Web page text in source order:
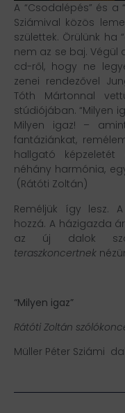
A “Csodalépés” és a
Sziámival közös
születtek. Örülünk ha
nem az se baj. Végül
cd-ről, hogy ne
zenei rendezővel
Tóth Mártonnal
stúdiójában. “Milyen
Milyen igaz! –
fantáziánkat,
hallgató
néhány harmónia,
(Rátóti Zoltán)
Reméljük így lesz.
hozzá. A házigazda
az új dalok
teraszkoncertnek
“Milyen igaz”
Rátóti Zoltán
Müller Péter Sziámi